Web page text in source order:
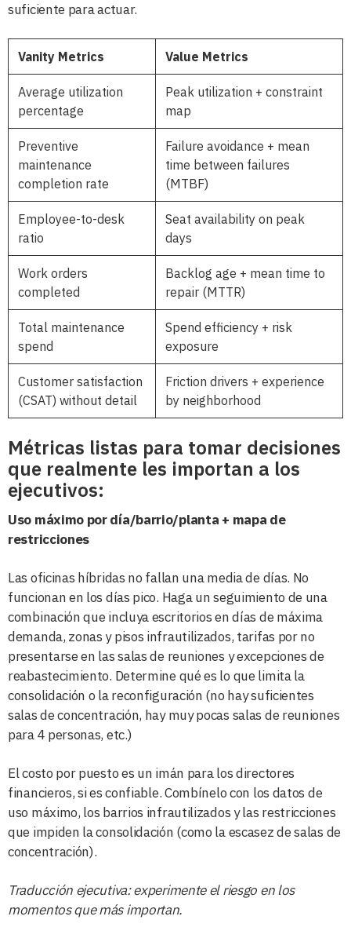
suficiente para actuar.
Vanity Metrics Value Metrics
Average utilization
percentage
Peak utilization + constraint
map
Preventive
maintenance
completion rate
Failure avoidance + mean
time between failures
(MTBF)
Employee-to-desk
ratio
Seat availability on peak
days
Work orders
completed
Backlog age + mean time to
repair (MTTR)
Total maintenance
spend
Spend efficiency + risk
exposure
Customer satisfaction
(CSAT) without detail
Friction drivers + experience
by neighborhood
Métricas listas para tomar decisiones
que realmente les importan a los
ejecutivos:
Uso máximo por día/barrio/planta + mapa de
restricciones
Las oficinas híbridas no fallan una media de días. No
funcionan en los días pico. Haga un seguimiento de una
combinación que incluya escritorios en días de máxima
demanda, zonas y pisos infrautilizados, tarifas por no
presentarse en las salas de reuniones y excepciones de
reabastecimiento. Determine qué es lo que limita la
consolidación o la reconfiguración (no hay suficientes
salas de concentración, hay muy pocas salas de reuniones
para 4 personas, etc.)
El costo por puesto es un imán para los directores
financieros, si es confiable. Combínelo con los datos de
uso máximo, los barrios infrautilizados y las restricciones
que impiden la consolidación (como la escasez de salas de
concentración).
Traducción ejecutiva: experimente el riesgo en los
momentos que más importan.